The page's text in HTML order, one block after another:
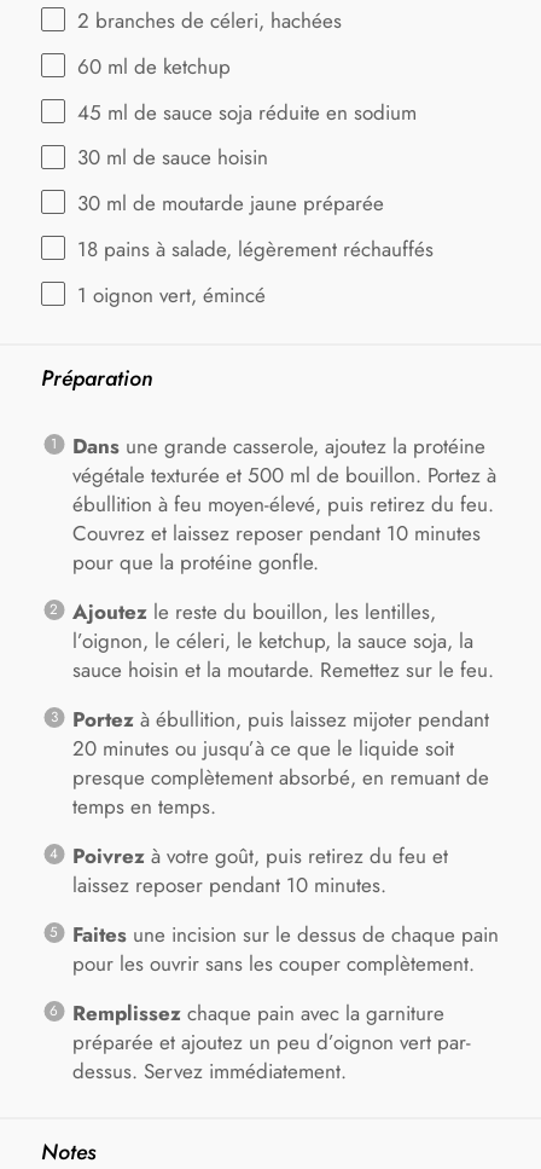
2 branches de céleri, hachées
60 ml de ketchup
45 ml de sauce soja réduite en sodium
30 ml de sauce hoisin
30 ml de moutarde jaune préparée
18 pains à salade, légèrement réchauffés
1 oignon vert, émincé
Préparation
Dansune grande casserole, ajoutez la protéine
végétale texturée et 500 ml de bouillon. Portez à
ébullition à feu moyen-élevé, puis retirez du feu.
Couvrez et laissez reposer pendant 10 minutes
pour que la protéine gonfle.
Ajoutezle reste du bouillon, les lentilles,
l’oignon, le céleri, le ketchup, la sauce soja, la
sauce hoisin et la moutarde. Remettez sur le feu.
Portezà ébullition, puis laissez mijoter pendant
20 minutes ou jusqu’à ce que le liquide soit
presque complètement absorbé, en remuant de
temps en temps.
Poivrezà votre goût, puis retirez du feu et
laissez reposer pendant 10 minutes.
Faitesune incision sur le dessus de chaque pain
pour les ouvrir sans les couper complètement.
Remplissezchaque pain avec la garniture
préparée et ajoutez un peu d’oignon vert par-
dessus. Servez immédiatement.
Notes